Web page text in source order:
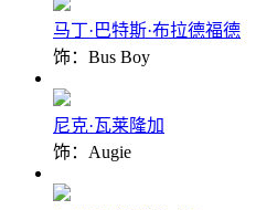
马丁·巴特斯·布拉德福德
饰：Bus Boy
尼克·瓦莱隆加
饰：Augie